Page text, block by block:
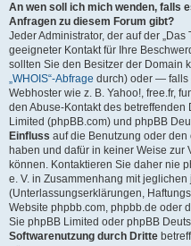
An wen soll ich mich wenden, falls
Anfragen zu diesem Forum gibt?
Jeder Administrator, der auf der „Das
geeigneter Kontakt für Ihre
sollten Sie den Besitzer der Domain
„WHOIS“-Abfrage durch) oder — falls
Webhoster wie z. B. Yahoo!, free.fr,
den Abuse-Kontakt des
Limited (phpBB.com) und phpBB
Einfluss auf die Benutzung oder
haben und dafür in keiner Weise
können. Kontaktieren Sie daher nie
e. V. in Zusammenhang mit
(Unterlassungserklärungen,
Website phpbb.com, phpbb.de oder
Sie phpBB Limited oder phpBB
Softwarenutzung durch Dritte